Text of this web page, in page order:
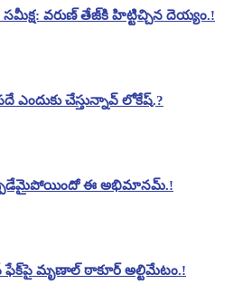
వరుణ్ తేజ్‌కి హిట్టిచ్చిన దెయ్యం.!
ఎందుకు చేస్తున్నావ్ లోకేష్.?
ఈ అభిమానమ్.!
ఫేక్‌పై మృణాల్ ఠాకూర్ అల్టిమేటం.!